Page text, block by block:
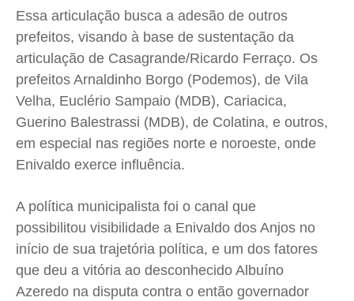
Essa articulação busca a adesão de outros
prefeitos, visando à base de sustentação da
articulação de Casagrande/Ricardo Ferraço. Os
prefeitos Arnaldinho Borgo (Podemos), de Vila
Velha, Euclério Sampaio (MDB), Cariacica,
Guerino Balestrassi (MDB), de Colatina, e outros,
em especial nas regiões norte e noroeste, onde
Enivaldo exerce influência.
A política municipalista foi o canal que
possibilitou visibilidade a Enivaldo dos Anjos no
início de sua trajetória política, e um dos fatores
que deu a vitória ao desconhecido Albuíno
Azeredo na disputa contra o então governador